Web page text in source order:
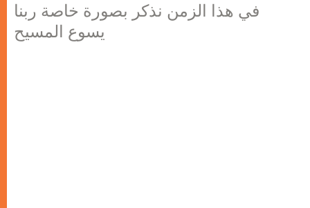
في هذا الزمن نذكر بصورة خاصة ربنا
يسوع المسيح